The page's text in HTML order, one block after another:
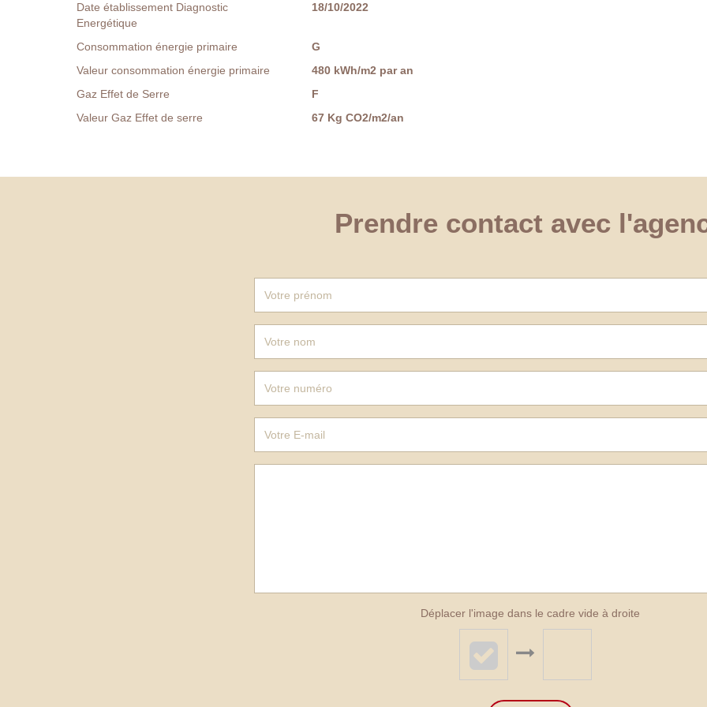
Date établissement Diagnostic
Energétique
18/10/2022
Consommation énergie primaire
G
Valeur consommation énergie primaire
480 kWh/m2 par an
Gaz Effet de Serre
F
Valeur Gaz Effet de serre
67 Kg CO2/m2/an
Prendre contact avec
Déplacer l'image dans le cadre vide à droite